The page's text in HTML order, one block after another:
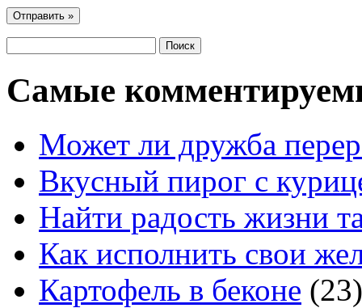
Самые
Может ли дружба
Вкусный пирог с
Найти радость жизни
Как исполнить свои
Картофель в беконе (23)